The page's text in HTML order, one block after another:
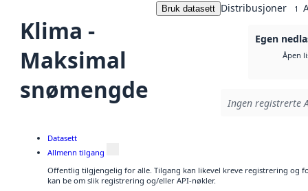
Klima -
Maksimal
snømengde
Bruk datasett Distribusjoner 1
Egen
Åpen
Ingen registrerte
Datasett
Allmenn tilgang
Offentlig tilgjengelig for alle. Tilgang kan likevel kreve registrering og
kan be om slik registrering og/eller API-nøkler.